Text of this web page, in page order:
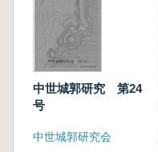
中世城郭研究 第24
号
中世城郭研究会